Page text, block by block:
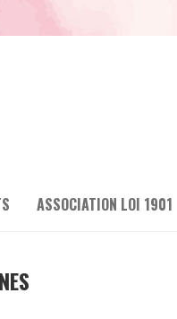
ASSOCIATION LOI 1901